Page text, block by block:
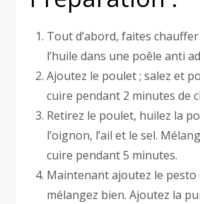
Tout d’abord, faites
l’huile dans une poêle anti
Ajoutez le poulet ; salez et
cuire pendant 2 minutes de
Retirez le poulet, huilez la
l’oignon, l’ail et le sel.
cuire pendant 5 minutes.
Maintenant ajoutez le pesto
mélangez bien. Ajoutez la